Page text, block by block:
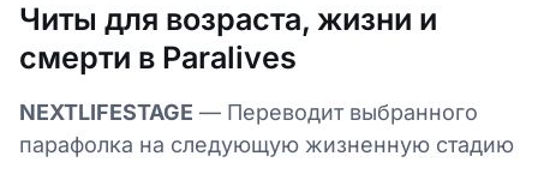
Читы для возраста, жизни и
смерти в Paralives
NEXTLIFESTAGE — Переводит выбранного
парафолка на следующую жизненную стадию